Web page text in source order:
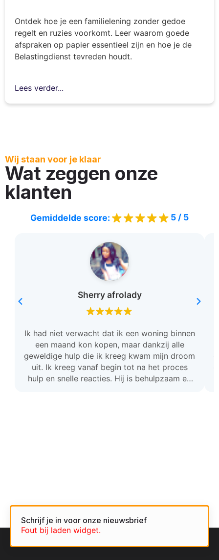
Ontdek hoe je een familielening zonder gedoe
regelt en ruzies voorkomt. Leer waarom goede
afspraken op papier essentieel zijn en hoe je de
Belastingdienst tevreden houdt.
Lees verder...
Wij staan voor je klaar
Wat zeggen onze
klanten
Gemiddelde score: 5 / 5
Sherry afrolady
Ik had niet verwacht dat ik een woning binnen
een maand kon kopen, maar dankzij alle
geweldige hulp die ik kreeg kwam mijn droom
uit. Ik kreeg vanaf begin tot na het proces
hulp en snelle reacties. Hij is behulpzaam en
Schrijf je in voor onze nieuwsbrief
Fout bij laden widget.